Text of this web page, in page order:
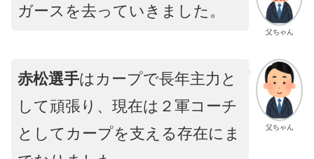
父ちゃん
ガースを去っていきました。
父ちゃん
赤松選手はカープで長年主力と
して頑張り、現在は２軍コーチ
としてカープを支える存在にま